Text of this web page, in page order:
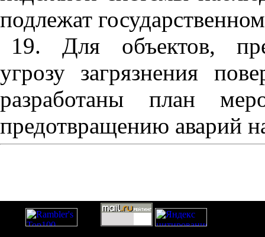
подлежат
19. Для объектов,
угрозу загрязнения
разработаны план
предотвращению аварий